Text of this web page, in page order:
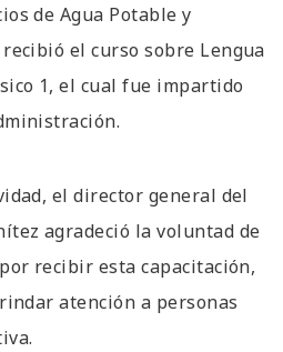
de Agua Potable y
el curso sobre Lengua
1, el cual fue impartido
el director general del
agradeció la voluntad de
recibir esta capacitación,
atención a personas